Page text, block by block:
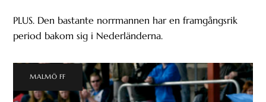
PLUS. Den bastante norrmannen har en framgångsrik
period bakom sig i Nederländerna.
MALMÖ FF